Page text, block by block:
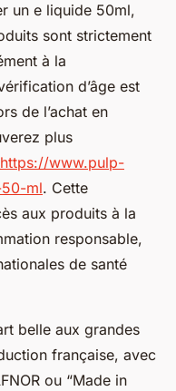
un e liquide 50ml,
sont strictement
à la
d’âge est
de l’achat en
plus
https://www.pulp-
ml. Cette
aux produits à la
responsable,
de santé
belle aux grandes
française, avec
ou “Made in